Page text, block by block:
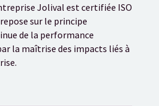
Jolival est certifiée ISO
sur le principe
de la performance
la maîtrise des impacts liés à